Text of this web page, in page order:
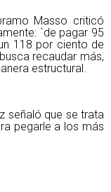
Masso criticó
`de pagar 95
118 por ciento de
recaudar más,
estructural.
señaló que se trata
pegarle a los más